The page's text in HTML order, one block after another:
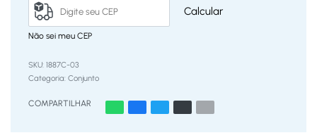
Calcular
Não sei meu CEP
1887C-03
Categoria: Conjunto
COMPARTILHAR